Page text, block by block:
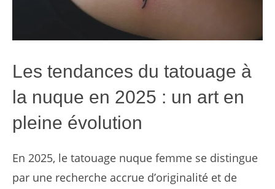
Les tendances du tatouage à
la nuque en 2025 : un art en
pleine évolution
En 2025, le tatouage nuque femme se distingue
par une recherche accrue d’originalité et de